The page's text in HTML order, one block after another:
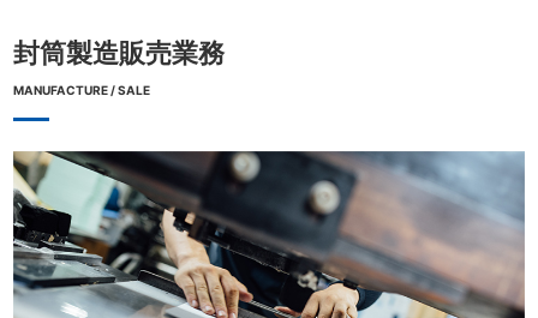
封筒製造販売業務
MANUFACTURE / SALE